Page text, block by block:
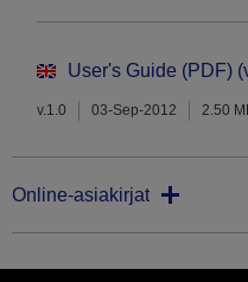
User's Guide (PDF)
v.1.0 03-Sep-2012 2.50
Online-asiakirjat